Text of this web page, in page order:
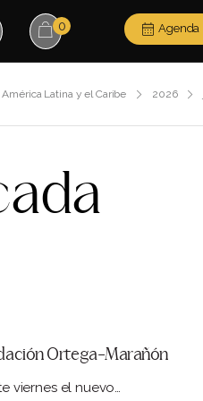
0 Agenda
Latina y el Caribe 2026
Ortega-Marañón
viernes el nuevo…